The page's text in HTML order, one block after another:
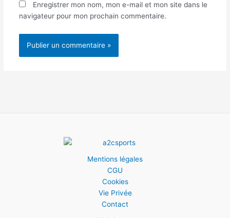
Enregistrer mon nom, mon e-mail et mon site dans le
navigateur pour mon prochain commentaire.
Mentions légales
CGU
Cookies
Vie Privée
Contact